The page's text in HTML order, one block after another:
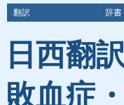
翻訳 辞書
日西翻
敗血症